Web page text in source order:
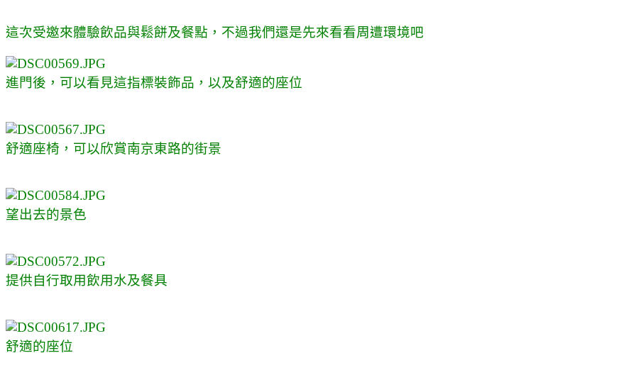
這次受邀來體驗飲品與鬆餅及餐點，不過我們還是先來看看周遭環境吧
進門後，可以看見這指標裝飾品，以及舒適的座位
舒適座椅，可以欣賞南京東路的街景
望出去的景色
提供自行取用飲用水及餐具
舒適的座位